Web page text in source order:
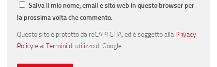
Salva il mio nome, email e sito web in questo browser per
la prossima volta che commento.
Questo sito è protetto da reCAPTCHA, ed è soggetto alla Privacy
Policye ai Termini di utilizzodi Google.